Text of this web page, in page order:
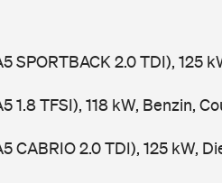
SPORTBACK 2.0 TDI), 125
1.8 TFSI), 118 kW, Benzin,
CABRIO 2.0 TDI), 125 kW,